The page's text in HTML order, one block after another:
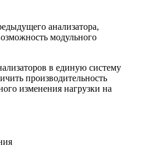
анализатора,
модульного
в единую систему
производительность
изменения нагрузки на